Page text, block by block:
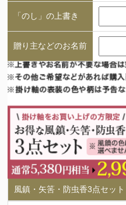
「のし」の上書き
贈り主などのお名前
風鎮・矢筈・防虫香3点セット